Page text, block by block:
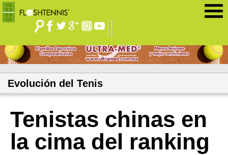
Evolución del Tenis
Tenistas chinas en
la cima del ranking